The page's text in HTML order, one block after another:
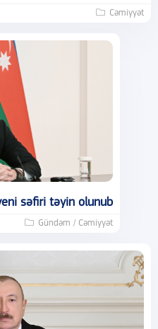
Cəmiyyət
səfiri təyin olunub
Gündəm / Cəmiyyət